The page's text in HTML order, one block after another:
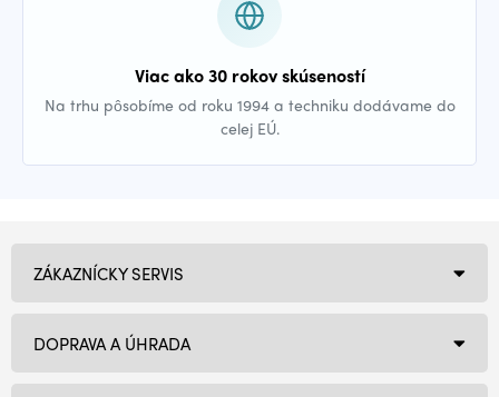
Viac ako 30 rokov skúseností
Na trhu pôsobíme od roku 1994 a techniku dodávame do
celej EÚ.
ZÁKAZNÍCKY SERVIS
DOPRAVA A ÚHRADA